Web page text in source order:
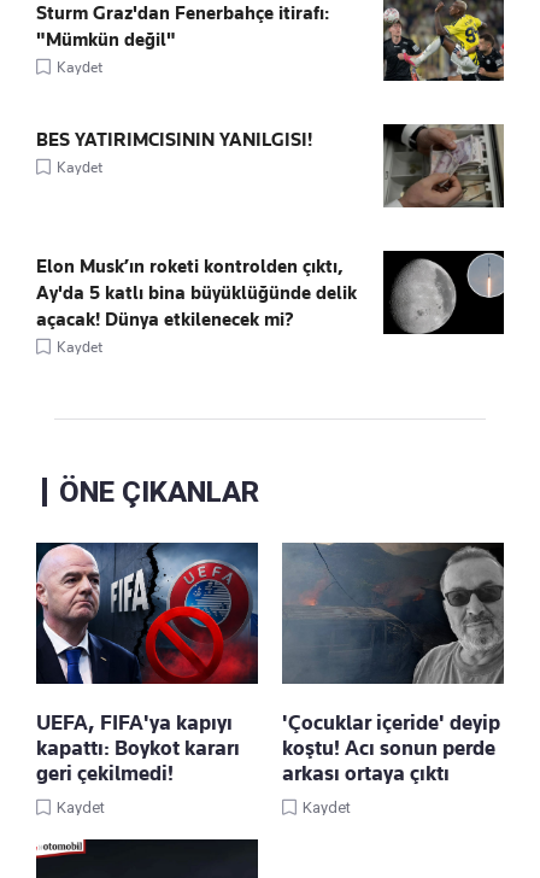
Sturm Graz'dan Fenerbahçe itirafı:
"Mümkün değil"
Kaydet
BES YATIRIMCISININ YANILGISI!
Kaydet
Elon Musk’ın roketi kontrolden çıktı,
Ay'da 5 katlı bina büyüklüğünde delik
açacak! Dünya etkilenecek mi?
Kaydet
ÖNE ÇIKANLAR
UEFA, FIFA'ya kapıyı
kapattı: Boykot kararı
geri çekilmedi!
Kaydet
'Çocuklar içeride' deyip
koştu! Acı sonun perde
arkası ortaya çıktı
Kaydet